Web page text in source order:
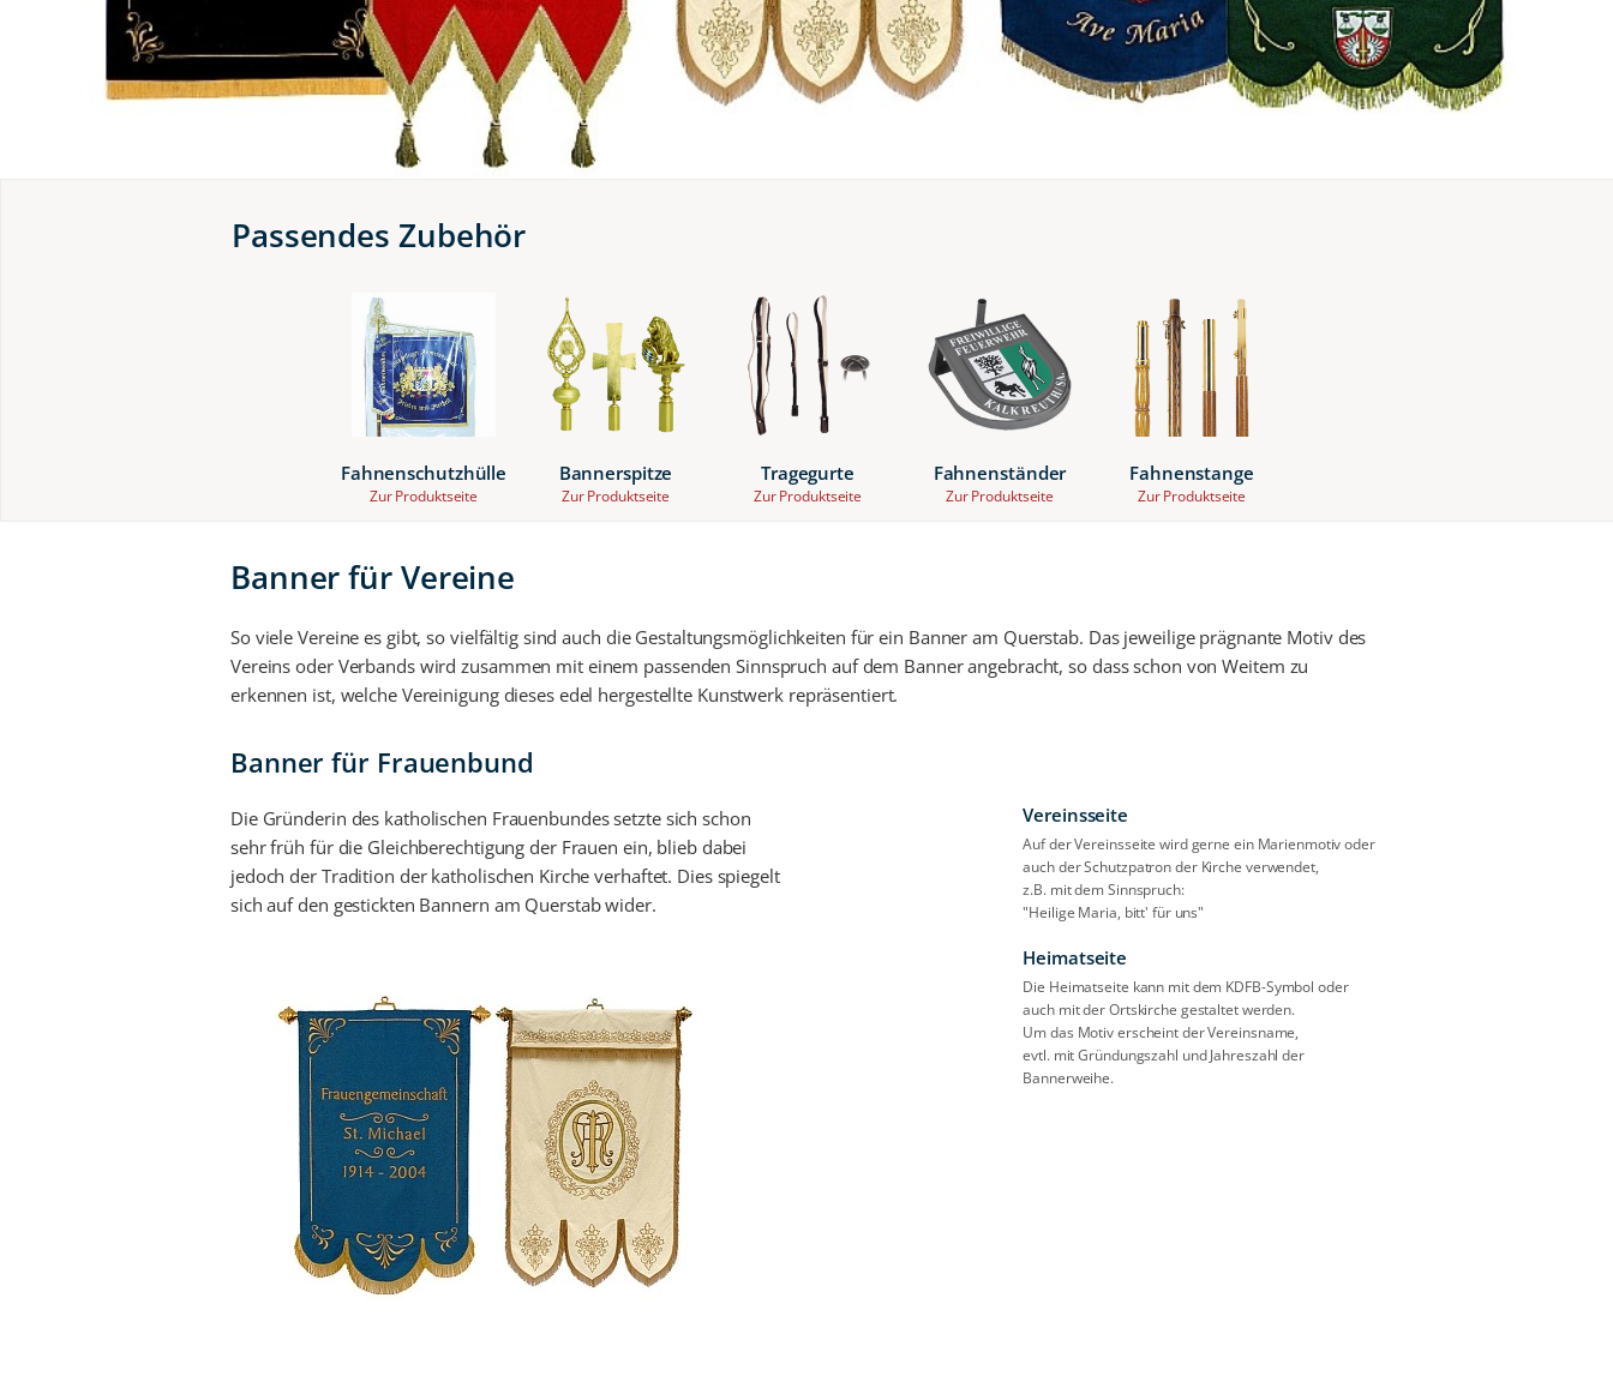
Passendes Zubehör
Fahnenschutzhülle
Zur Produktseite
Bannerspitze
Zur Produktseite
Tragegurte
Zur Produktseite
Fahnenständer
Zur Produktseite
Fahnenstange
Zur Produktseite
Banner für Vereine
So viele Vereine es gibt, so vielfältig sind auch die Gestaltungsmöglichkeiten für ein Banner am Querstab. Das jeweilige prägnante Motiv des
Vereins oder Verbands wird zusammen mit einem passenden Sinnspruch auf dem Banner angebracht, so dass schon von Weitem zu
erkennen ist, welche Vereinigung dieses edel hergestellte Kunstwerk repräsentiert.
Banner für Frauenbund
Die Gründerin des katholischen Frauenbundes setzte sich schon
sehr früh für die Gleichberechtigung der Frauen ein, blieb dabei
jedoch der Tradition der katholischen Kirche verhaftet. Dies spiegelt
sich auf den gestickten Bannern am Querstab wider.
Vereinsseite
Auf der Vereinsseite wird gerne ein Marienmotiv oder
auch der Schutzpatron der Kirche verwendet,
z.B. mit dem Sinnspruch:
"Heilige Maria, bitt' für uns"
Heimatseite
Die Heimatseite kann mit dem KDFB-Symbol oder
auch mit der Ortskirche gestaltet werden.
Um das Motiv erscheint der Vereinsname,
evtl. mit Gründungszahl und Jahreszahl der
Bannerweihe.